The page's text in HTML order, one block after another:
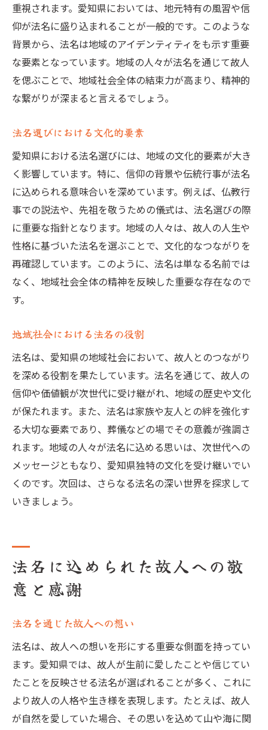
戒名の進化と法名の役割の変遷
過去から現代へ繋がる戒名と法名
地域の歴史に根ざした法名の位置
法名と戒名に見る愛知県の文化的伝統
法名と戒名に影響を与えた文化的要素
戒名に込められた愛知の文化遺産
地域文化がもたらす法名の深み
伝統的価値観が形になった法名
文化の継承と戒名・法名の未来
重視されます。愛知県においては、地元特有の風習や信
仰が法名に盛り込まれることが一般的です。このような
背景から、法名は地域のアイデンティティをも示す重要
な要素となっています。地域の人々が法名を通じて故人
を偲ぶことで、地域社会全体の結束力が高まり、精神的
な繋がりが深まると言えるでしょう。
法名選びにおける文化的要素
愛知県における法名選びには、地域の文化的要素が大き
く影響しています。特に、信仰の背景や伝統行事が法名
に込められる意味合いを深めています。例えば、仏教行
事での説法や、先祖を敬うための儀式は、法名選びの際
に重要な指針となります。地域の人々は、故人の人生や
性格に基づいた法名を選ぶことで、文化的なつながりを
再確認しています。このように、法名は単なる名前では
なく、地域社会全体の精神を反映した重要な存在なので
す。
地域社会における法名の役割
法名は、愛知県の地域社会において、故人とのつながり
を深める役割を果たしています。法名を通じて、故人の
信仰や価値観が次世代に受け継がれ、地域の歴史や文化
が保たれます。また、法名は家族や友人との絆を強化す
る大切な要素であり、葬儀などの場でその意義が強調さ
れます。地域の人々が法名に込める思いは、次世代への
メッセージともなり、愛知県独特の文化を受け継いでい
くのです。次回は、さらなる法名の深い世界を探求して
いきましょう。
法名に込められた故人への敬
意と感謝
法名を通じた故人への想い
法名は、故人への想いを形にする重要な側面を持ってい
ます。愛知県では、故人が生前に愛したことや信じてい
たことを反映させる法名が選ばれることが多く、これに
より故人の人格や生き様を表現します。たとえば、故人
が自然を愛していた場合、その思いを込めて山や海に関